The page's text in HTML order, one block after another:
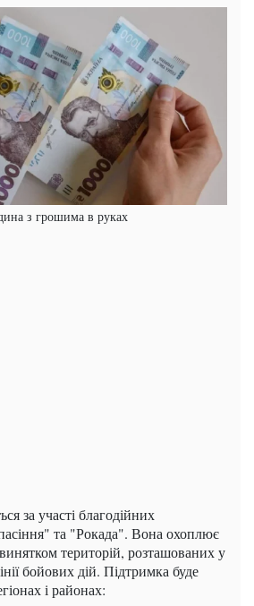
з грошима в руках
за участі благодійних
та "Рокада". Вона охоплює
територій, розташованих у
бойових дій. Підтримка буде
і районах: